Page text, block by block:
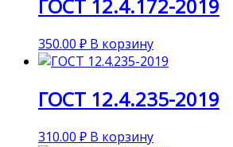
ГОСТ 12.4.172-2019
350.00 ₽ В корзину
ГОСТ 12.4.235-2019
310.00 ₽ В корзину